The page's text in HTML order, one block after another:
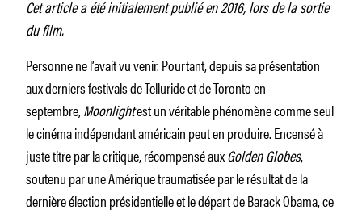
Cet article a été initialement publié en 2016, lors de la sortie
du film.
Personne ne l’avait vu venir. Pourtant, depuis sa présentation
aux derniers festivals de Telluride et de Toronto en
septembre,Moonlightest un véritable phénomène comme seul
le cinéma indépendant américain peut en produire. Encensé à
juste titre par la critique, récompensé auxGolden Globes,
soutenu par une Amérique traumatisée par le résultat de la
dernière élection présidentielle et le départ de Barack Obama, ce